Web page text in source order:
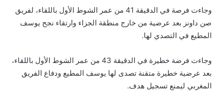
وجاءت فرصة في الدقيقة 41 من عمر الشوط الأول باللقاء، لفريق
صن داونز بعد عرضية من خارج منطقة الجزاء وارتقاء نجح يوسف
المطيع في التصدي لها.
وجاءت فرضة خطيرة في الدقيقة 43 من عمر الشوط الأول باللقاء،
بعد عرضية خطيرة متقنة تصدى لها يوسف المطيع ودفاع الفريق
المغربي ليمنع تسجيل هدف.